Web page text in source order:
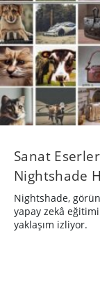
Sanat
Nightshade
Nightshade,
yapay zekâ
yaklaşım izliyor.